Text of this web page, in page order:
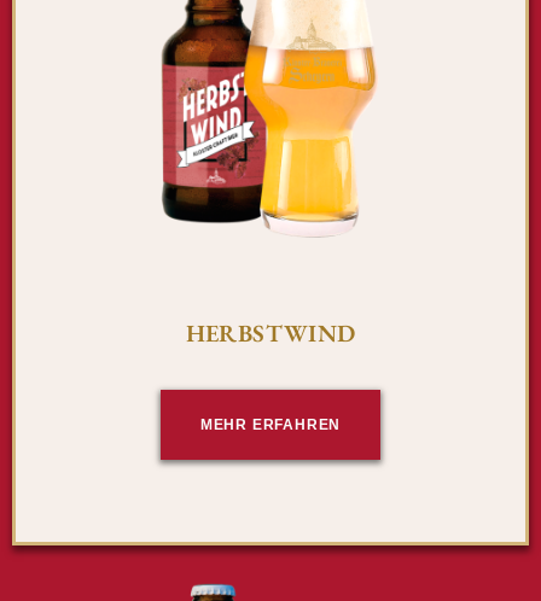
HERBSTWIND
MEHR ERFAHREN